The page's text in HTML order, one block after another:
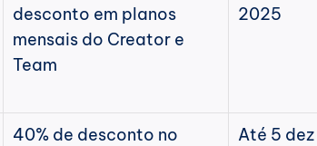
desconto em planos
mensais do Creator e
Team
2025
40% de desconto no
Até 5 dez